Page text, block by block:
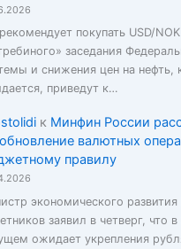
покупать USD/
заседания
и снижения цен на нефть,
приведут к…
к Минфин России
валютных
правилу
экономического
заявил в четверг, что
ожидает укрепления